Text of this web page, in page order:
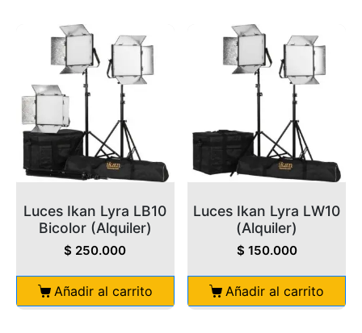
Luces Ikan Lyra LB10
Bicolor (Alquiler)
$ 250.000
Añadir al carrito
Luces Ikan Lyra LW10
(Alquiler)
$ 150.000
Añadir al carrito